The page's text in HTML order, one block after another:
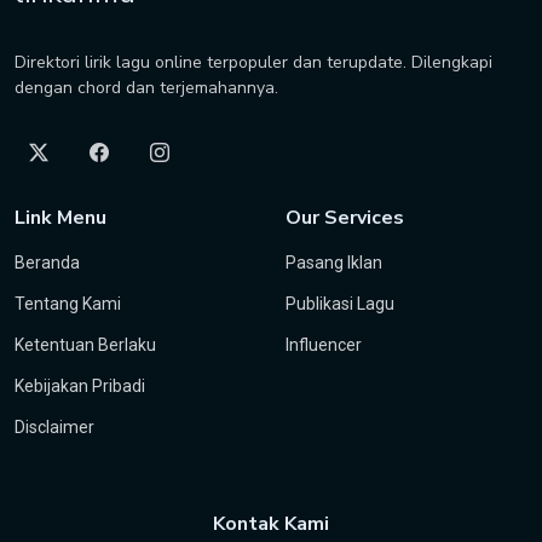
Direktori lirik lagu online terpopuler dan terupdate. Dilengkapi
dengan chord dan terjemahannya.
Link Menu
Beranda
Tentang Kami
Ketentuan Berlaku
Kebijakan Pribadi
Disclaimer
Our Services
Pasang Iklan
Publikasi Lagu
Influencer
Kontak Kami